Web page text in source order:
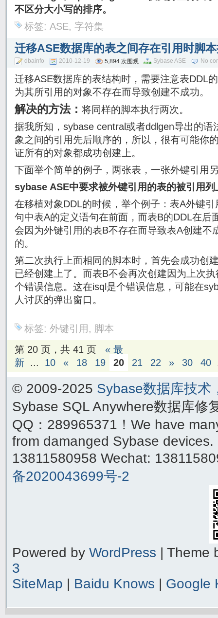
不区分大小写的排序。
标签: ASE, 字符集
迁移ASE数据库的表之间存在引用时脚
dbainfo 2010-12-19 5,894 次围观 Sybase ASE No
迁移ASE数据库的表结构时，需要注意表DDL
为其所引用的对象不存在而导致创建不成功。
解决的方法： 将同样的脚本执行两次。
据我所知，sybase central或者ddlgen导出的语
象之间的引用先后顺序的，所以，很有可能你
证所有的对象都成功创建上。
下面举个简单的例子，两张表，一张外键引用
sybase ASE中要求被外键引用的表的被引用
在移植对象DDL的时候，举个例子：表A外键
句中表A的定义语句在前面，而表B的DDL在后
会因为外键引用的表B不存在而导致表A创建不
的。
第二次执行上面相同的脚本时，首先会成功创
已经创建上了。而表B不会再次创建因为上次
个错误信息。这在isql是个错误信息，可能在
人讨厌的弹出窗口。
标签: 外键引用 , 脚本
第 20 页，共 41 页
« 最
新 ... 10 « 18 19 20 21 22 » 30 40
© 2009-2025 Sybase数据库技术
Sybase SQL Anywhere数据库修
QQ：289965371！We have
from damanged Sybase
13811580958 Wechat:
备2020043699号-2
Powered by WordPress | Theme
3
SiteMap | Baidu Knows | Google